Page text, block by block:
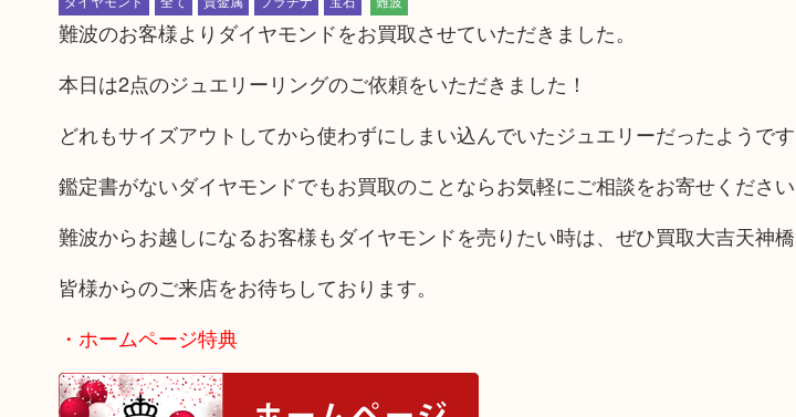
難波のお客様よりダイヤモンドをお買取させていただきました。
本日は2点のジュエリーリングのご依頼をいただきました！
どれもサイズアウトしてから使わずにしまい込んでいたジュエリーだったようです
鑑定書がないダイヤモンドでもお買取のことならお気軽にご相談をお寄せください
難波からお越しになるお客様もダイヤモンドを売りたい時は、ぜひ買取大吉天神
皆様からのご来店をお待ちしております。
・ホームページ特典